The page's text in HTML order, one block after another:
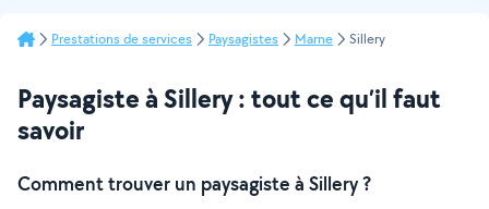
Prestations de services Paysagistes Marne Sillery
Paysagiste à Sillery : tout ce qu’il faut
savoir
Comment trouver un paysagiste à Sillery ?